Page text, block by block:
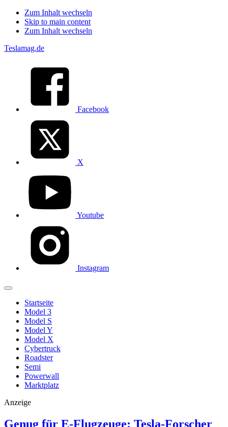
Zum Inhalt wechseln
Skip to main content
Zum Inhalt wechseln
Teslamag.de
Facebook
X
Youtube
Instagram
Startseite
Model 3
Model S
Model Y
Model X
Cybertruck
Roadster
Semi
Powerwall
Marktplatz
Anzeige
Genug für E-Flugzeuge: Tesla-Forscher